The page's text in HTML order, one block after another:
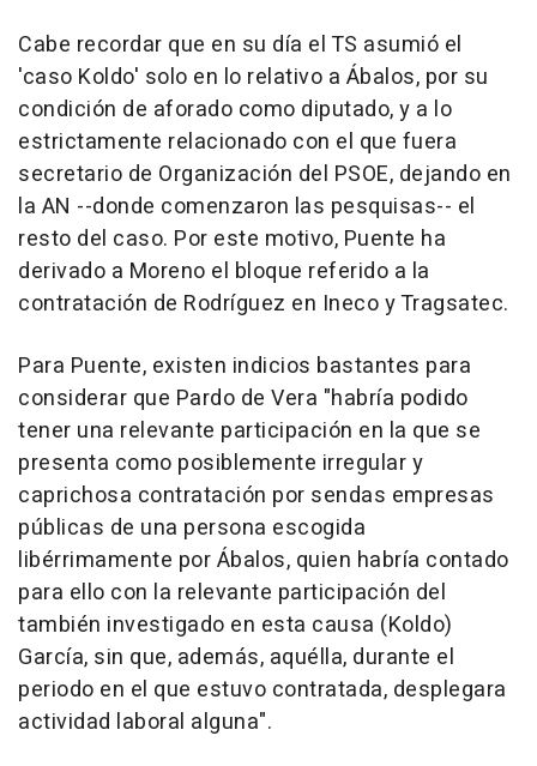
Cabe recordar que en su día el TS asumió el
'caso Koldo' solo en lo relativo a Ábalos, por su
condición de aforado como diputado, y a lo
estrictamente relacionado con el que fuera
secretario de Organización del PSOE, dejando en
la AN --donde comenzaron las pesquisas-- el
resto del caso. Por este motivo, Puente ha
derivado a Moreno el bloque referido a la
contratación de Rodríguez en Ineco y Tragsatec.
Para Puente, existen indicios bastantes para
considerar que Pardo de Vera "habría podido
tener una relevante participación en la que se
presenta como posiblemente irregular y
caprichosa contratación por sendas empresas
públicas de una persona escogida
libérrimamente por Ábalos, quien habría contado
para ello con la relevante participación del
también investigado en esta causa (Koldo)
García, sin que, además, aquélla, durante el
periodo en el que estuvo contratada, desplegara
actividad laboral alguna".